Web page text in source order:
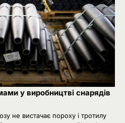
у виробництві снарядів
не вистачає пороху і тротилу
збільшив фінансування
енергетики
уточнила правила безпеки
судноплавства в
морі
безпілотники помітили
Patriot